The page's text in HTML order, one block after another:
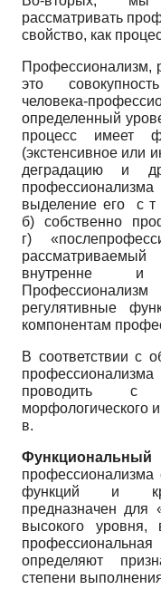
рассматривать
свойство, как
Профессионализм,
это
человека-
определенный
процесс
(экстенсивное или
деградацию и
выделение его с т
б) собственно
г)
внутренне и
регулятивные
компонентам
В соответствии с
проводить с
морфологического
в.
профессионализма
функций и
предназначен для
высокого уровня,
определяют
степени